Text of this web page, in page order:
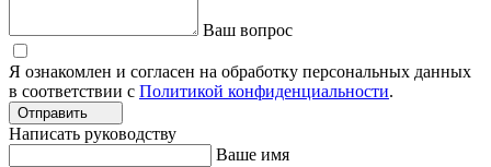
Ваш вопрос
Я ознакомлен и согласен на обработку персональных данных
в соответствии с Политикой конфиденциальности.
Отправить
Написать руководству
Ваше имя